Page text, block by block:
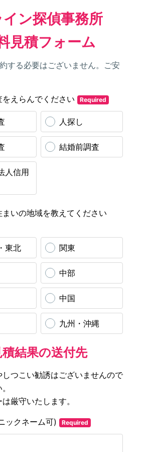
イン探偵事務所
見積フォーム
する必要はございません。ご安
えらんでください Required
人探し
結婚前調査
人信用
いの地域を教えてください
東北 関東
中部
中国
九州・沖縄
積結果の送付先
つこい勧誘はございませんので
厳守いたします。
ックネーム可) Required